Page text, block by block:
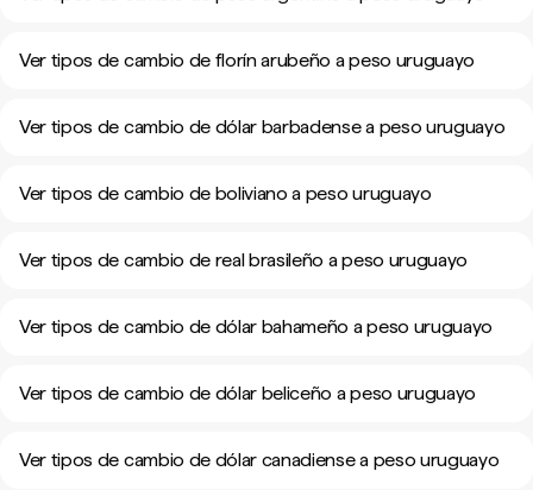
Ver tipos de cambio de florín arubeño a peso uruguayo
Ver tipos de cambio de dólar barbadense a peso uruguayo
Ver tipos de cambio de boliviano a peso uruguayo
Ver tipos de cambio de real brasileño a peso uruguayo
Ver tipos de cambio de dólar bahameño a peso uruguayo
Ver tipos de cambio de dólar beliceño a peso uruguayo
Ver tipos de cambio de dólar canadiense a peso uruguayo